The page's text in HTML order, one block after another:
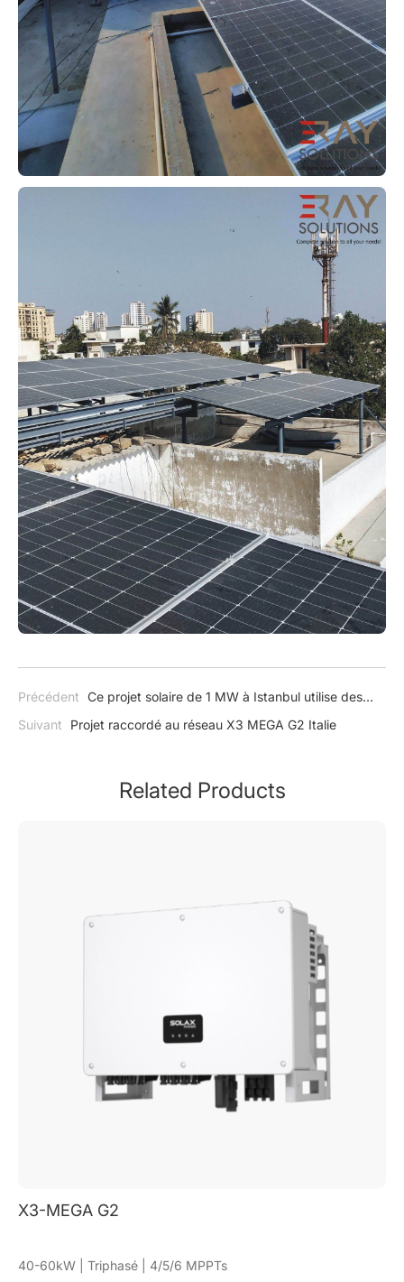
Précédent Ce projet solaire de 1 MW à Istanbul utilise des
onduleurs SolaX X3-Forth.
Suivant Projet raccordé au réseau X3 MEGA G2 Italie
Related Products
X3-MEGA G2
40-60kW | Triphasé | 4/5/6 MPPTs